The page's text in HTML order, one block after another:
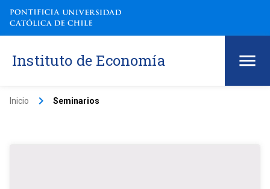
Instituto de Economía
Inicio keyboard_arrow_right Seminarios